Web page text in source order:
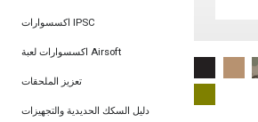
اكسسوارات IPSC
اكسسوارات لعبة Airsoft
تعزيز الملحقات
دليل السكك الحديدية والتجهيزات